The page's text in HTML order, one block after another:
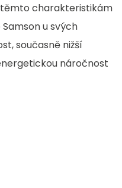
charakteristikám
u svých
současně nižší
náročnost